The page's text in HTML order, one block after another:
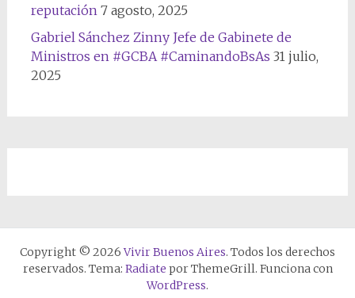
reputación 7 agosto, 2025
Gabriel Sánchez Zinny Jefe de Gabinete de
Ministros en #GCBA #CaminandoBsAs 31 julio,
2025
Copyright © 2026Vivir Buenos Aires. Todos los derechos
reservados. Tema: Radiate por ThemeGrill. Funciona con
WordPress.